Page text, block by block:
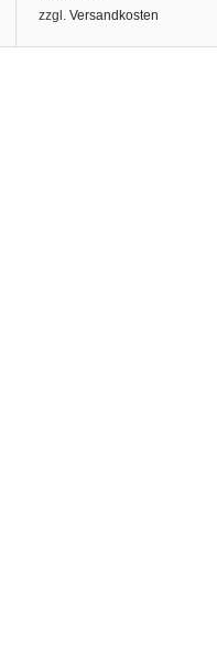
zzgl.Versandkosten